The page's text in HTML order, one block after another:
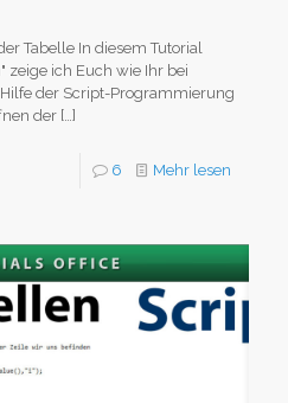
Tabelle In diesem Tutorial
zeige ich Euch wie Ihr bei
Hilfe der Script-Programmierung
der […]
6 Mehr lesen